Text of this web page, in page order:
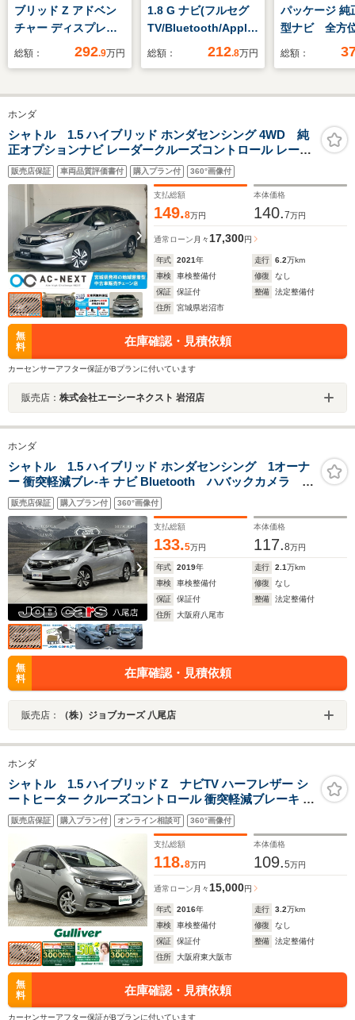
ブリッド Z アドベン
チャー ディスプレイ
オーディオ+ナビ8イ
ミックビューモニタ
ー/車線逸脱防止支援
システム/シート ハー
フレザー/ヘッドラン
プ LED/ETC
総額： 292.9万円
1.8 G ナビ(フルセグ
TV/Bluetooth/AppleCarPlay/
パノラミックビューモ
ュセーフティ/レーン
[LTA]/オートマチック
ハイビーム[AHB]
総額： 212.8万円
パッケージ 純
型ナビ 全方
ラ JBLサウ
シート パワ
ステヒータ
BSM レーダ
ステム
総額：
ホンダ
シャトル 1.5 ハイブリッド ホンダセンシング 4WD 純
正オプションナビ レーダークルーズコントロール レーン
キープ 車線逸脱警報 バックカメラ ワイパーデアイサー
衝突被害軽減ブレーキ 横滑り防止 スマートキー ビルドイ
ンETC Bluetooth
販売店保証 車両品質評価書付 購入プラン付 360°画像付
支払総額
149.8万円
本体価格
140.7万円
通常ローン 月々 17,300円
年式 2021年 走行 6.2万km
車検
車検整備付 修復
なし
保証
保証付 整備
法定整備付
住所
宮城県岩沼市
無
料
在庫確認・見積依頼
カーセンサーアフター保証がBプランに付いています
販売店： 株式会社エーシーネクスト 岩沼店
ホンダ
シャトル 1.5 ハイブリッド ホンダセンシング 1オーナ
ー 衝突軽減ブレ-キ ナビ Bluetooth ハバックカメラ エ
ンジンプッシュスタート スマートキー クルーズコン
トロール 前後ドライブレコーダー プライバシーガラ
ス ETC 電動格納ミラー
販売店保証 購入プラン付 360°画像付
支払総額
133.5万円
本体価格
117.8万円
年式 2019年 走行 2.1万km
車検
車検整備付 修復
なし
保証
保証付 整備
法定整備付
住所
大阪府八尾市
無
料
在庫確認・見積依頼
販売店： （株）ジョブカーズ 八尾店
ホンダ
シャトル 1.5 ハイブリッド Z ナビTV ハーフレザー シ
ートヒーター クルーズコントロール 衝突軽減ブレーキ オ
ートライト LEDヘッドライト スマートキー プッシュスタ
ート オートエアコン ドライブレコーダー ETC
販売店保証 購入プラン付 オンライン相談可 360°画像付
支払総額
118.8万円
本体価格
109.5万円
通常ローン 月々 15,000円
年式 2016年 走行 3.2万km
車検
車検整備付 修復
なし
保証
保証付 整備
法定整備付
住所
大阪府東大阪市
無
料
在庫確認・見積依頼
カーセンサーアフター保証がBプランに付いています